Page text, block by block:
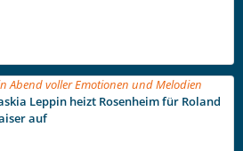
Abend voller Emotionen und Melodien
Leppin heizt Rosenheim für Roland
auf